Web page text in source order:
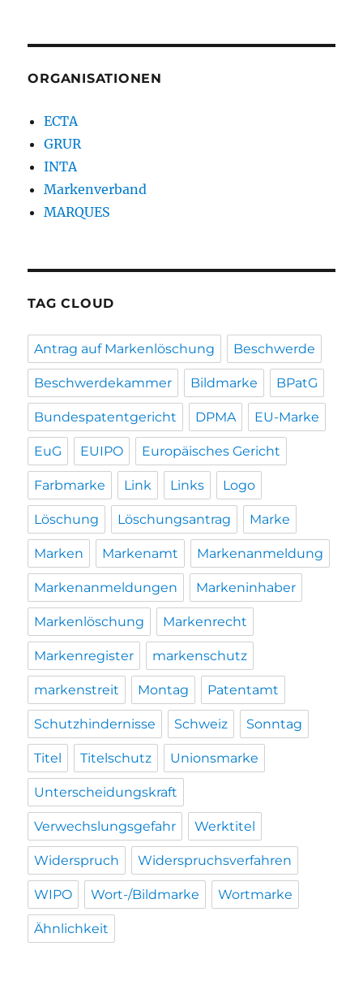
ORGANISATIONEN
ECTA
GRUR
INTA
Markenverband
MARQUES
TAG CLOUD
Antrag auf Markenlöschung Beschwerde
Beschwerdekammer Bildmarke BPatG
Bundespatentgericht DPMA EU-Marke
EuG EUIPO Europäisches Gericht
Farbmarke Link Links Logo
Löschung Löschungsantrag Marke
Marken Markenamt Markenanmeldung
Markenanmeldungen Markeninhaber
Markenlöschung Markenrecht
Markenregister markenschutz
markenstreit Montag Patentamt
Schutzhindernisse Schweiz Sonntag
Titel Titelschutz Unionsmarke
Unterscheidungskraft
Verwechslungsgefahr Werktitel
Widerspruch Widerspruchsverfahren
WIPO Wort-/Bildmarke Wortmarke
Ähnlichkeit